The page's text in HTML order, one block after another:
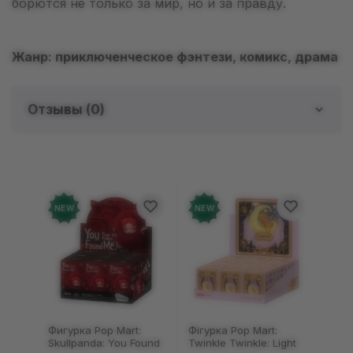
борются не только за мир, но и за правду.
Жанр: приключенческое фэнтези, комикс, драма
Отзывы (0)
Добавьте отзыв и получите 50 грн на свой
счет
Оставить отзыв
NEW
Фигурка Pop Mart:
Skullpanda: You Found
NEW
Фігурка Pop Mart:
Twinkle Twinkle: Light